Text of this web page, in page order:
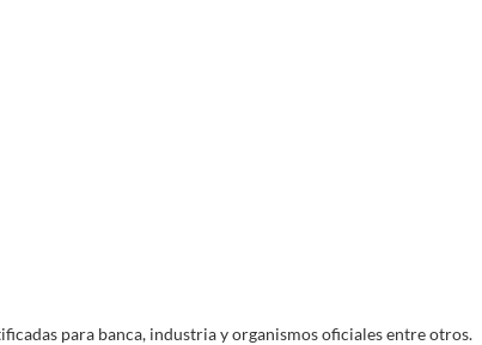
para banca, industria y organismos oficiales entre otros.